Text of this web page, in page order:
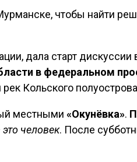
чтобы найти
дала старт дискуссии
в федеральном
Кольского
местными «Окунёвка».
человек. После